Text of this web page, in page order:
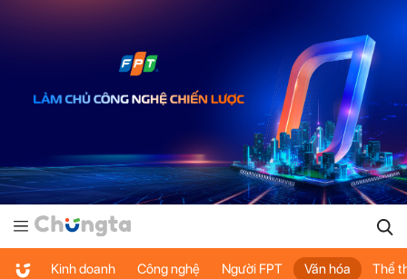
Kinh doanh Công nghệ Người FPT Văn hóa Thể